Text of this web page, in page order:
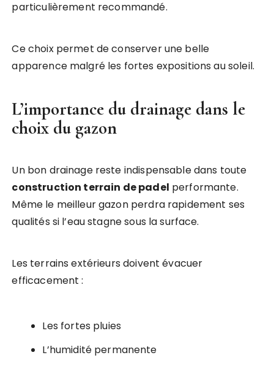
particulièrement recommandé.
Ce choix permet de conserver une belle
apparence malgré les fortes expositions au soleil.
L’importance du drainage dans le
choix du gazon
Un bon drainage reste indispensable dans toute
construction terrain de padel performante.
Même le meilleur gazon perdra rapidement ses
qualités si l’eau stagne sous la surface.
Les terrains extérieurs doivent évacuer
efficacement :
Les fortes pluies
L’humidité permanente